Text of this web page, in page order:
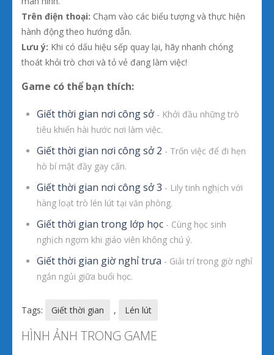
Trên điện thoại: Chạm vào các biểu tượng và thực hiện
hành động theo hướng dẫn.
Lưu ý: Khi có dấu hiệu sếp quay lại, hãy nhanh chóng
thoát khỏi trò chơi và tỏ vẻ đang làm việc!
Game có thể bạn thích:
Giết thời gian nơi công sở - Khởi đầu những trò
tiêu khiển hài hước nơi làm việc.
Giết thời gian nơi công sở 2 - Trốn việc để đi hẹn
hò bí mật đầy gay cấn.
Giết thời gian nơi công sở 3 - Lily tinh nghịch với
hàng loạt trò lén lút tại văn phòng.
Giết thời gian trong lớp học - Cùng học sinh
nghịch ngợm khi giáo viên không chú ý.
Giết thời gian giờ nghỉ trưa - Giải trí trong giờ nghỉ
ngắn ngủi giữa buổi học.
Tags: Giết thời gian , Lén lút
HÌNH ẢNH TRONG GAME